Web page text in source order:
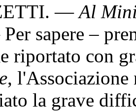
. — Al
sapere –
con
,
la grave